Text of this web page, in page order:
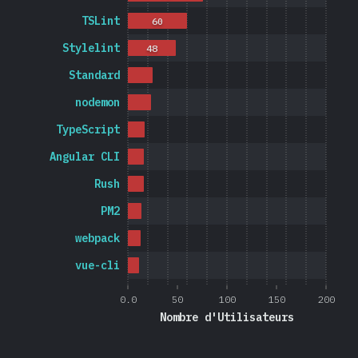
0.0 50 100 150 200
Nombre d'Utilisateurs
vue-cli
webpack
PM2
Rush
Angular CLI
TypeScript
nodemon
Standard
Stylelint
TSLint
48
60